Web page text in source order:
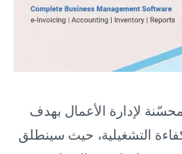
لإدارة الأعمال بهدف
التشغيلية، حيث سينطلق